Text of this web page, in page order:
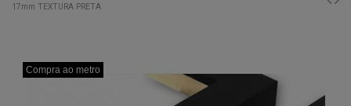
17mm TEXTURA PRETA
Compra ao metro
Compra ao metro
Compra ao metro